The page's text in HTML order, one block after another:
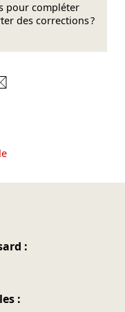
pour compléter
des corrections ?
Mastodon
sur Bluesky
sur Facebook
:
: